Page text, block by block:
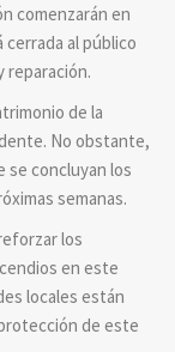
comenzarán en
al público
reparación.
de la
No obstante,
se concluyan los
semanas.
los
en este
locales están
de este